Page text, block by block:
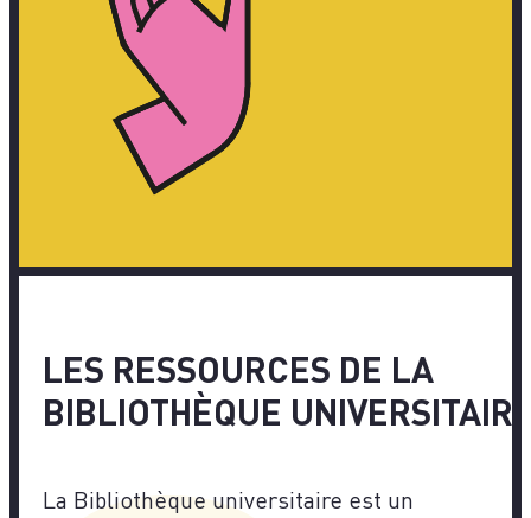
LES RESSOURCES DE LA
BIBLIOTHÈQUE
La Bibliothèque universitaire est un